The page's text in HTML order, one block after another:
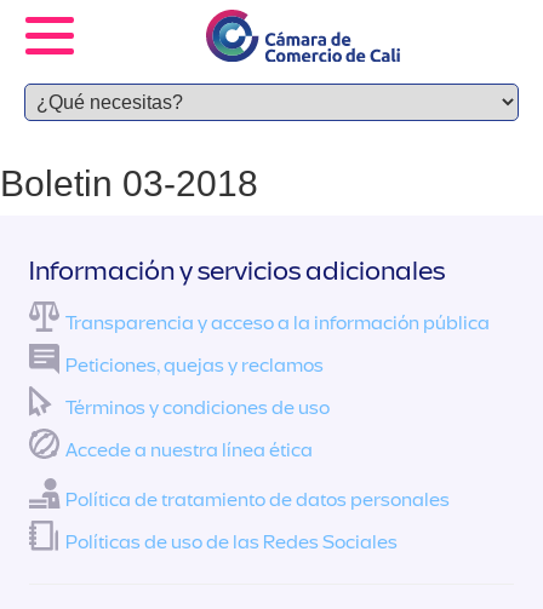
Boletin 03-2018
Información y servicios adicionales
Transparencia y acceso a la información pública
Peticiones, quejas y reclamos
Términos y condiciones de uso
Accede a nuestra línea ética
Política de tratamiento de datos personales
Políticas de uso de las Redes Sociales